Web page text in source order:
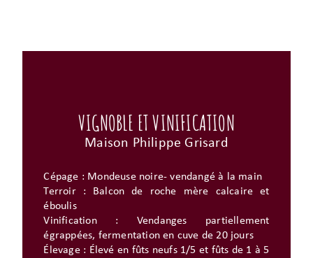
VIGNOBLE ET VINIFICATION
Maison Philippe Grisard
Cépage : Mondeuse noire- vendangé à la main
Terroir : Balcon de roche mère calcaire et
éboulis
Vinification : Vendanges partiellement
égrappées, fermentation en cuve de 20 jours
Élevage : Élevé en fûts neufs 1/5 et fûts de 1 à 5